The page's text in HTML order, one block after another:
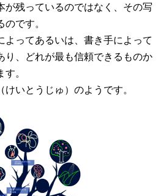
が残っているのではなく、その写
です。
よってあるいは、書き手によって
り、どれが最も信頼できるものか
。
いとうじゅ）のようです。